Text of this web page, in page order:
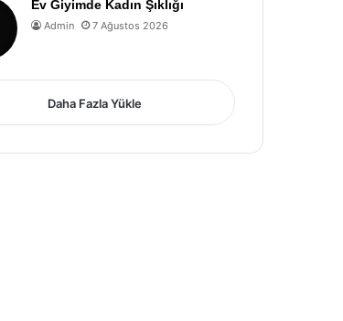
Ev Giyimde Kadın Şıklığı
Admin 7 Ağustos 2026
Daha Fazla Yükle